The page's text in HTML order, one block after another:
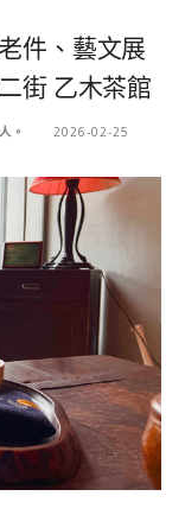
件、藝文展
街 乙木茶館
。 2026-02-25